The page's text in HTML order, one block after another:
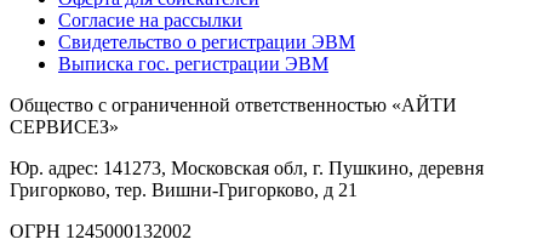
Согласие на рассылки
Свидетельство о регистрации ЭВМ
Выписка гос. регистрации ЭВМ
Общество с ограниченной ответственностью «АЙТИ
СЕРВИСЕЗ»
Юр. адрес: 141273, Московская обл, г. Пушкино, деревня
Григорково, тер. Вишни-Григорково, д 21
ОГРН 1245000132002